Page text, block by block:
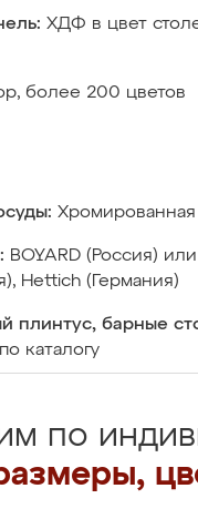
ХДФ в цвет
более 200 цветов
Хромированная
BOYARD (Россия)
Hettich (Германия)
плинтус, барные
по каталогу
по